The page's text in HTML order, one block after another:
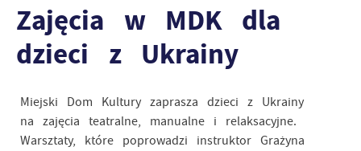
Zajęcia w MDK dla
dzieci z Ukrainy
Miejski Dom Kultury zaprasza dzieci z Ukrainy
na zajęcia teatralne, manualne i relaksacyjne.
Warsztaty, które poprowadzi instruktor Grażyna